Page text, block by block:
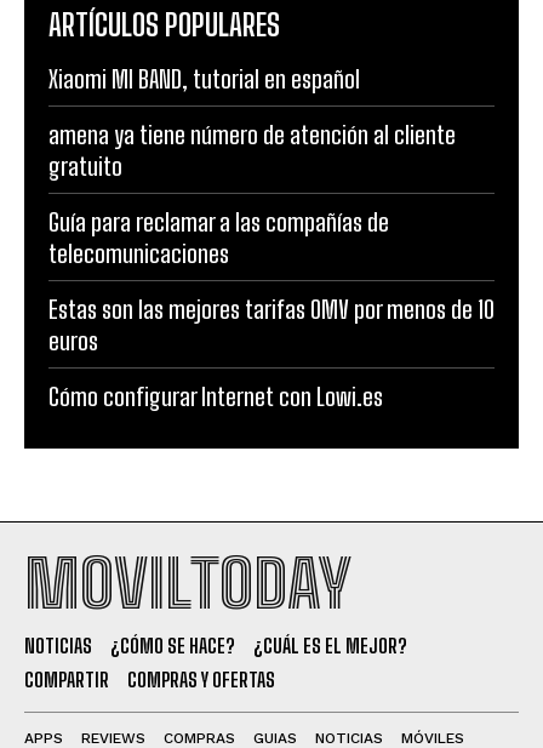
ARTÍCULOS POPULARES
Xiaomi MI BAND, tutorial en español
amena ya tiene número de atención al cliente
gratuito
Guía para reclamar a las compañías de
telecomunicaciones
Estas son las mejores tarifas OMV por menos de 10
euros
Cómo configurar Internet con Lowi.es
MOVILTODAY
NOTICIAS ¿CÓMO SE HACE?
¿CUÁL ES EL MEJOR?
COMPARTIR
COMPRAS Y OFERTAS
APPS REVIEWS COMPRAS GUIAS NOTICIAS MÓVILES